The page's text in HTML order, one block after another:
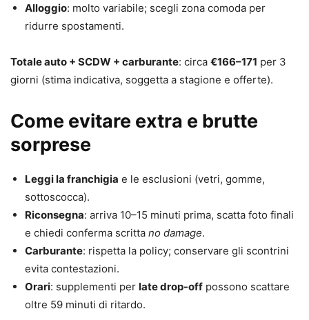
Alloggio: molto variabile; scegli zona comoda per
ridurre spostamenti.
Totale auto + SCDW + carburante: circa €166–171 per 3
giorni (stima indicativa, soggetta a stagione e offerte).
Come evitare extra e brutte
sorprese
Leggi la franchigia e le esclusioni (vetri, gomme,
sottoscocca).
Riconsegna: arriva 10–15 minuti prima, scatta foto finali
e chiedi conferma scritta no damage.
Carburante: rispetta la policy; conservare gli scontrini
evita contestazioni.
Orari: supplementi per late drop-off possono scattare
oltre 59 minuti di ritardo.